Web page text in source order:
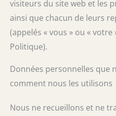
visiteurs du site web et les
ainsi que chacun de leurs
(appelés « vous » ou «
Politique).
Données personnelles que
comment nous les utilisons
Nous ne recueillons et ne